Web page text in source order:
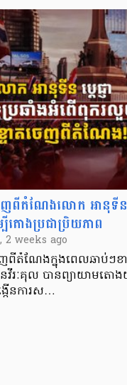
ញពីតំណែងលោក អានុទីន ប្
តោងប្រជាប្រិយភាព
weeks ago
ពីតំណែងក្នុងពេលឆាប់ៗខ
វីរៈគុល បានព្យាយាមតោ
ង្កើនការស…